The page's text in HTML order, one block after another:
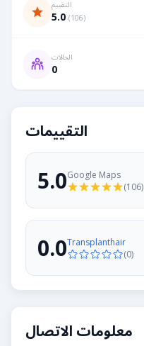
التقييم
5.0 (106)
الحالات
0
التقييمات
5.0Google Maps
(106)
0.0Transplanthair
(0)
معلومات الاتصال